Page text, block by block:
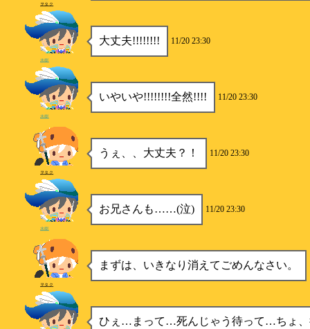
ヲタク
大丈夫!!!!!!!! 11/20 23:30
水樹
いやいや!!!!!!!!全然!!!! 11/20 23:30
水樹
うぇ、、大丈夫？！ 11/20 23:30
ヲタク
お兄さんも……(泣) 11/20 23:30
水樹
まずは、いきなり消えてごめんなさい。
ヲタク
ひぇ…まって…死んじゃう待って…ちょ